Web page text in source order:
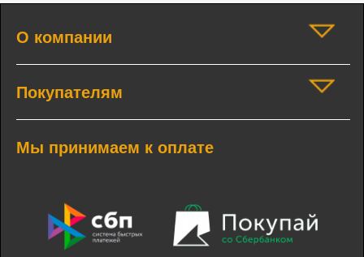
О компании
Покупателям
Мы принимаем к оплате